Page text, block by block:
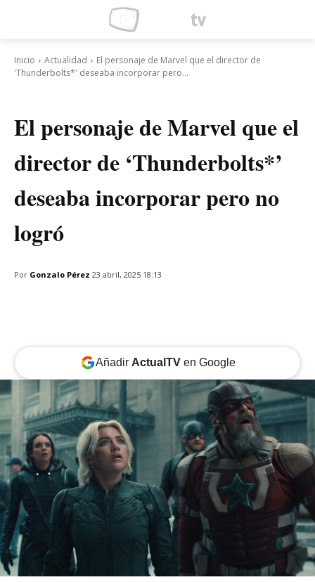
Inicio Actualidad
El personaje de Marvel que el director de
'Thunderbolts*' deseaba incorporar pero...
El personaje de Marvel que el
director de ‘Thunderbolts*’
deseaba incorporar pero no
logró
Por Gonzalo Pérez 23 abril, 2025 18:13
Añadir ActualTVen Google